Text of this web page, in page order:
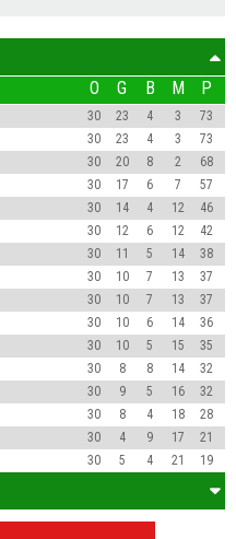
O G B M P
30 23 4 3
73
30 23 4 3
73
30 20 8 2
68
30 17 6 7
57
30 14 4 12
46
30 12 6 12
42
30 11 5 14
38
30 10 7 13
37
30 10 7 13
37
30 10 6 14
36
30 10 5 15
35
30 8 8 14
32
30 9 5 16
32
30 8 4 18
28
30 4 9 17
21
30 5 4 21 19